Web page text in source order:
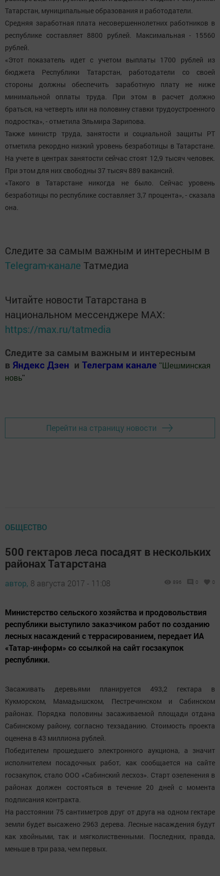
Татарстан, муниципальные образования и работодатели.
Средняя заработная плата несовершеннолетних работников в
республике составляет 8800 рублей. Максимальная - 15560
рублей.
«Этот показатель идет с учетом выплаты 1700 рублей из
бюджета Республики Татарстан, работодатели со своей
стороны должны обеспечить заработную плату не ниже
минимальной оплаты труда. При этом в расчет должно
браться, на четверть или на половину ставки трудоустроенного
подростка», - отметила Эльмира Зарипова.
Также министр труда, занятости и социальной защиты РТ
отметила рекордно низкий уровень безработицы в Татарстане.
На учете в центрах занятости сейчас стоят 12,9 тысяч человек.
При этом для них свободны 37 тысяч 889 вакансий.
«Такого в Татарстане никогда не было. Сейчас уровень
безработицы по республике составляет 3,7 процента», - сказала
она.
Следите за самым важным и интересным в
Telegram-канале Татмедиа
Читайте новости Татарстана в
национальном мессенджере MАХ:
https://max.ru/tatmedia
Следите за самым важным и интересным
в Яндекс Дзен и Телеграм канале " Шешминская
новь"
Перейти на страницу новости
ОБЩЕСТВО
500 гектаров леса посадят в нескольких
районах Татарстана
автор, 8 августа 2017 - 11:08 896 0 0
Министерство сельского хозяйства и продовольствия
республики выступило заказчиком работ по созданию
лесных насаждений с террасированием, передает ИА
«Татар-информ» со ссылкой на сайт госзакупок
республики.
Засаживать деревьями планируется 493,2 гектара в
Кукморском, Мамадышском, Пестречинском и Сабинском
районах. Порядка половины засаживаемой площади отдана
Сабинскому району, согласно техзаданию. Стоимость проекта
оценена в 43 миллиона рублей.
Победителем прошедшего электронного аукциона, а значит
исполнителем посадочных работ, как сообщается на сайте
госзакупок, стало ООО «Сабинский лесхоз». Старт озеленения в
районах должен состояться в течение 20 дней с момента
подписания контракта.
На расстоянии 75 сантиметров друг от друга на одном гектаре
земли будет высажено 2963 дерева. Лесные насаждения будут
как хвойными, так и мягколиственными. Последних, правда,
меньше в три раза, чем первых.